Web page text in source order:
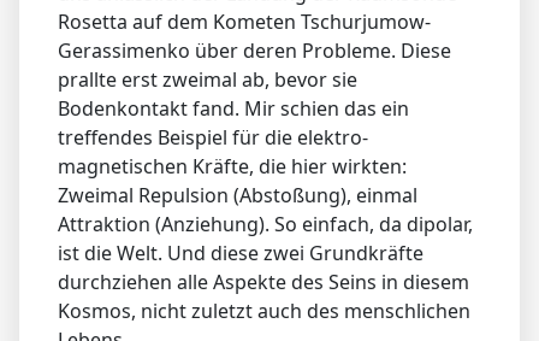
Rosetta auf dem Kometen Tschurjumow-
Gerassimenko über deren Probleme. Diese
prallte erst zweimal ab, bevor sie
Bodenkontakt fand. Mir schien das ein
treffendes Beispiel für die elektro-
magnetischen Kräfte, die hier wirkten:
Zweimal Repulsion (Abstoßung), einmal
Attraktion (Anziehung). So einfach, da dipolar,
ist die Welt. Und diese zwei Grundkräfte
durchziehen alle Aspekte des Seins in diesem
Kosmos, nicht zuletzt auch des menschlichen